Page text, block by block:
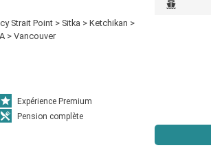
Strait Point > Sitka > Ketchikan >
> Vancouver
Expérience Premium
Pension complète